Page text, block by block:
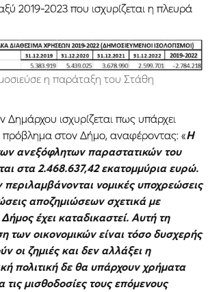
2019-2023 που ισχυρίζεται η πλευρά
η παράταξη του Στάθη
ισχυρίζεται πως υπάρχει
πρόβλημα στον Δήμο, αναφέροντας: «Η
ανεξόφλητων παραστατικών του
στα 2.468.637,42 εκατομμύρια ευρώ.
νομικές υποχρεώσεις
αποζημιώσεων σχετικά με
έχει καταδικαστεί. Αυτή τη
των οικονομικών είναι τόσο δυσχερής
οι ζημιές και δεν αλλάξει η
πολιτική δε θα υπάρχουν χρήματα
τις μισθοδοσίες τους επόμενους